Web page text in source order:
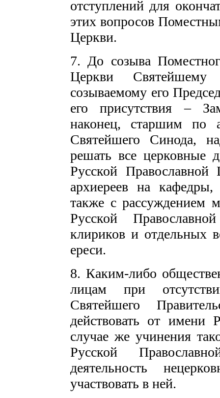
отступлений для
этих вопросов
Церкви.
7. До созыва
Церкви Святейшему
созываемому его
его присутствия –
наконец, старшим по
Святейшего Синода,
решать все церковные
Русской
архиереев на
также с рассуждением
Русской
клириков и отдельных
ереси.
8. Каким-либо
лицам при
Святейшего
действовать от имени
случае же учинения
Русской
деятельность
участвовать в ней.